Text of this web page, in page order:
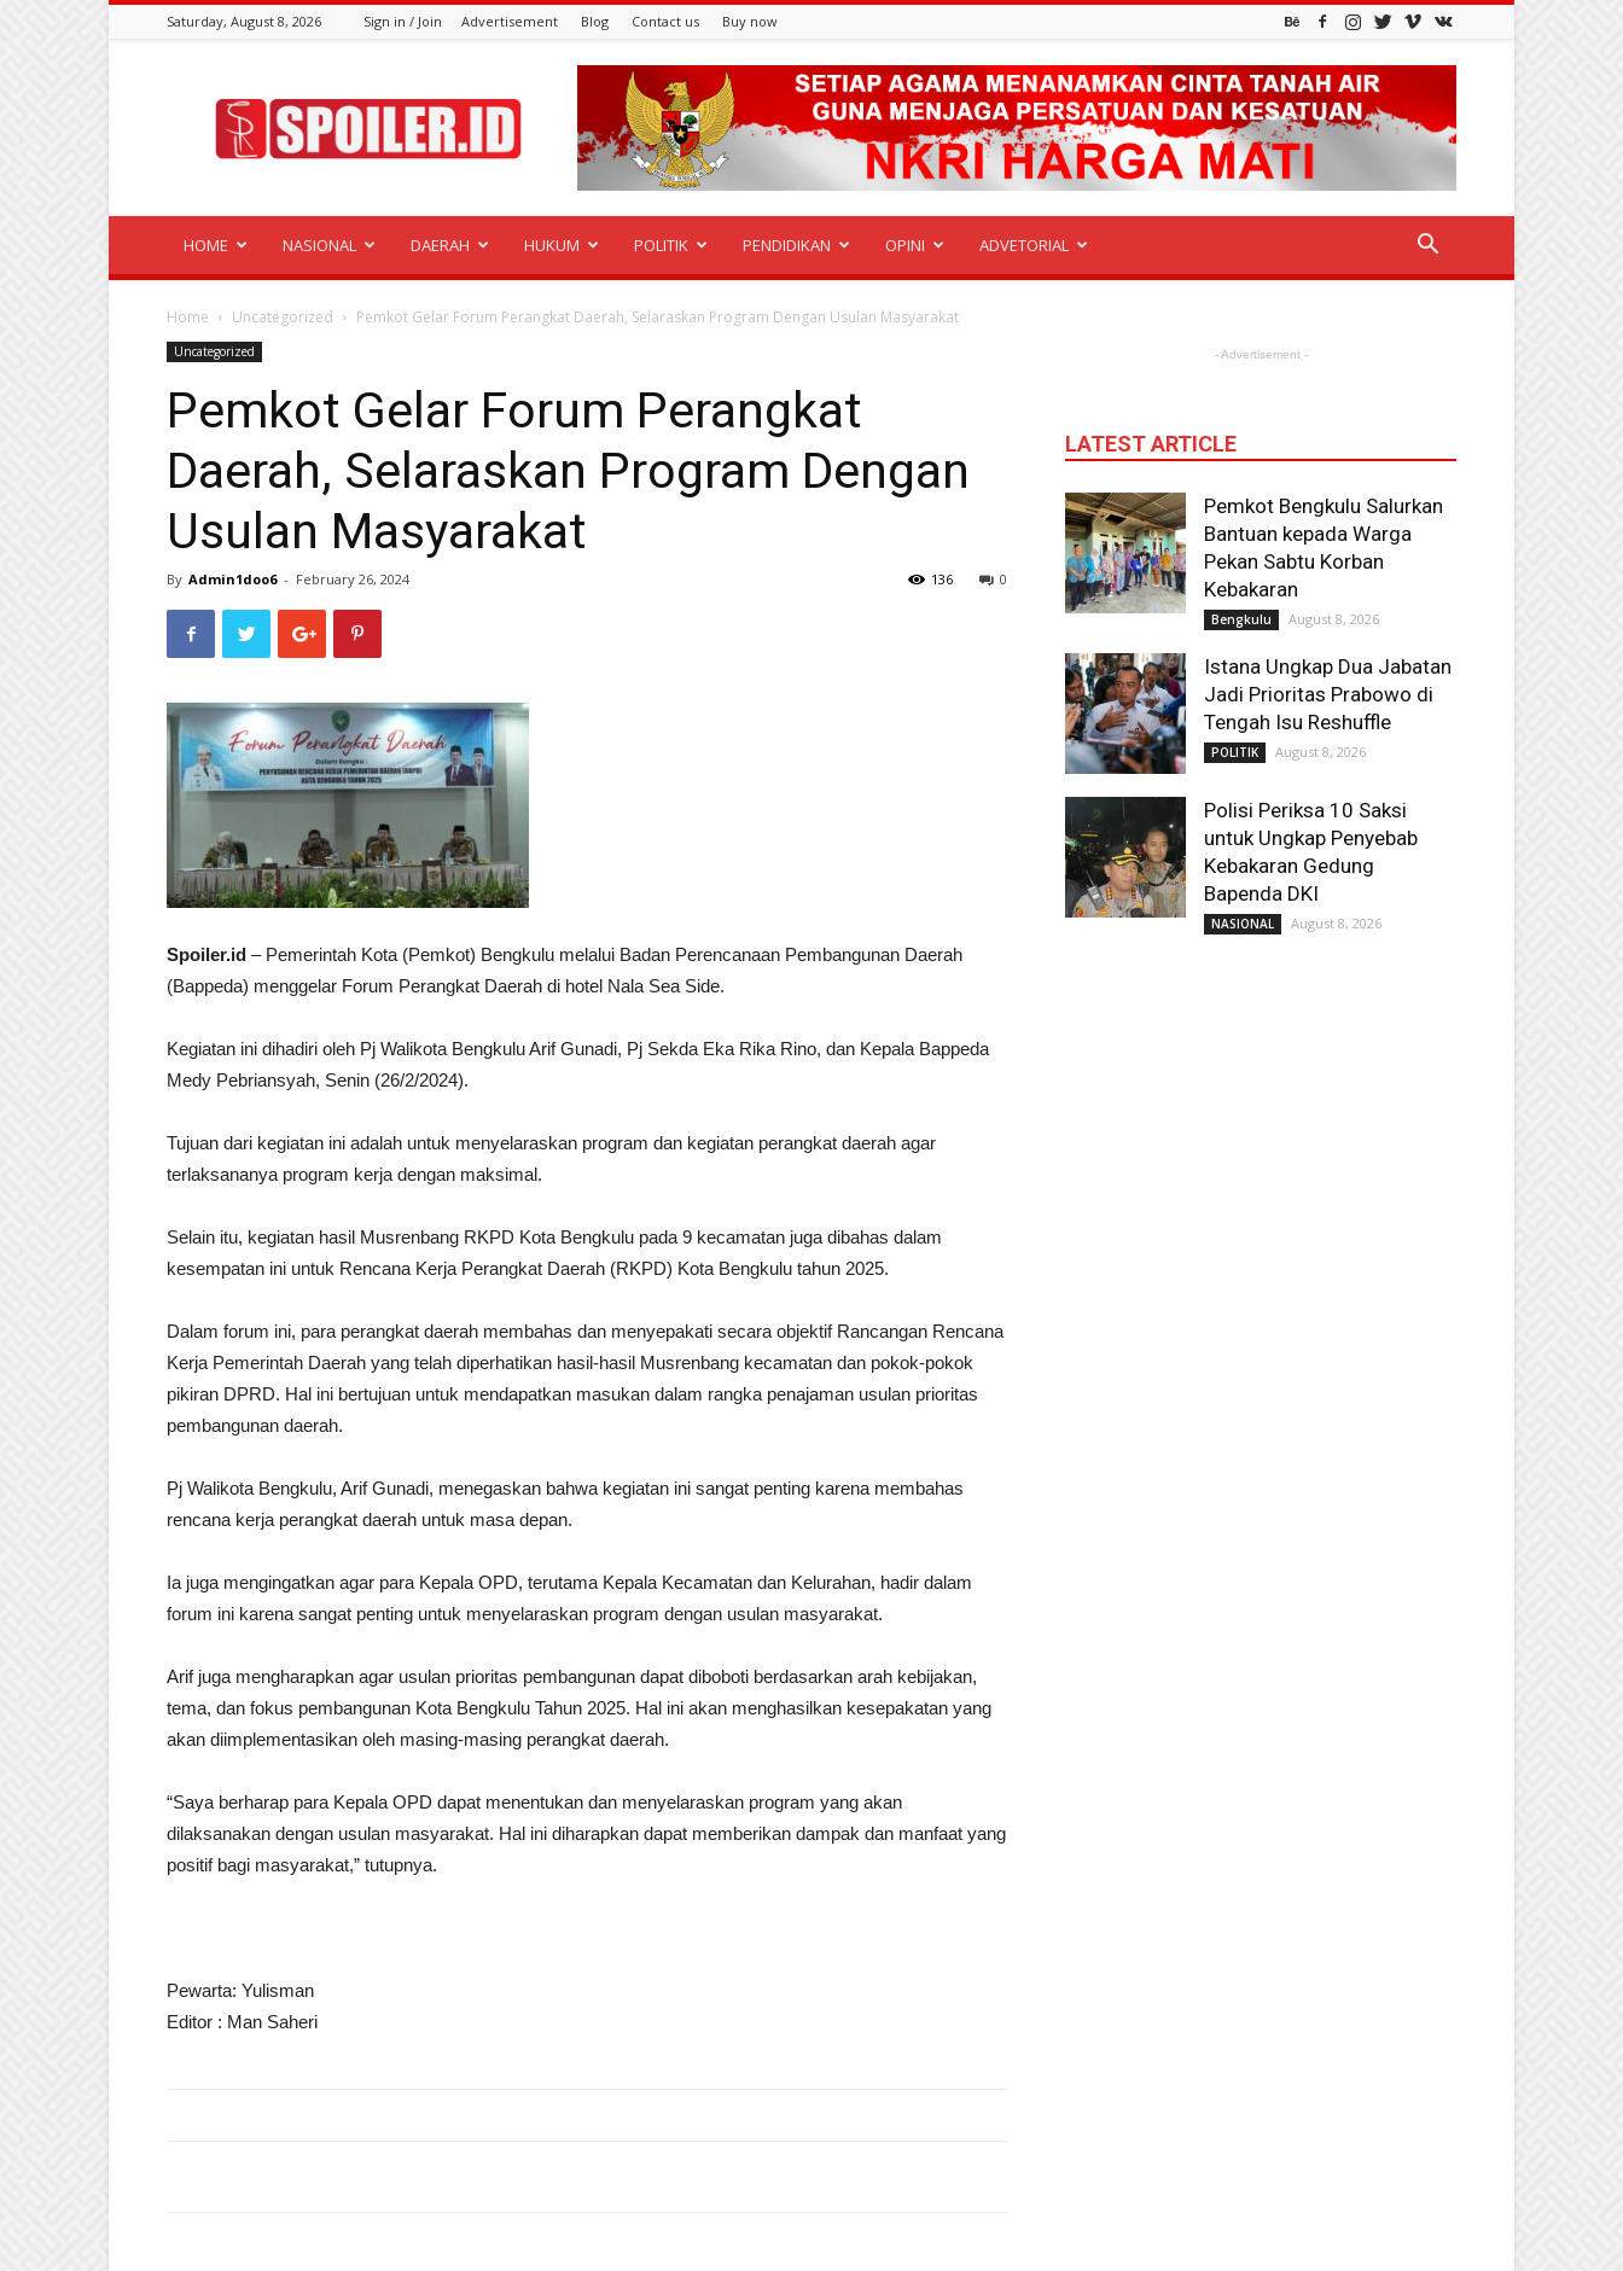
Saturday, August 8, 2026 Sign in / Join Advertisement Blog Contact us Buy now
HOME NASIONAL DAERAH HUKUM POLITIK PENDIDIKAN OPINI ADVETORIAL
Home Uncategorized Pemkot Gelar Forum Perangkat Daerah, Selaraskan Program Dengan Usulan Masyarakat
Uncategorized
Pemkot Gelar Forum Perangkat
Daerah, Selaraskan Program Dengan
Usulan Masyarakat
By Admin1doo6 - February 26, 2024 0
136
Spoiler.id – Pemerintah Kota (Pemkot) Bengkulu melalui Badan Perencanaan Pembangunan Daerah
(Bappeda) menggelar Forum Perangkat Daerah di hotel Nala Sea Side.
Kegiatan ini dihadiri oleh Pj Walikota Bengkulu Arif Gunadi, Pj Sekda Eka Rika Rino, dan Kepala Bappeda
Medy Pebriansyah, Senin (26/2/2024).
Tujuan dari kegiatan ini adalah untuk menyelaraskan program dan kegiatan perangkat daerah agar
terlaksananya program kerja dengan maksimal.
Selain itu, kegiatan hasil Musrenbang RKPD Kota Bengkulu pada 9 kecamatan juga dibahas dalam
kesempatan ini untuk Rencana Kerja Perangkat Daerah (RKPD) Kota Bengkulu tahun 2025.
Dalam forum ini, para perangkat daerah membahas dan menyepakati secara objektif Rancangan Rencana
Kerja Pemerintah Daerah yang telah diperhatikan hasil-hasil Musrenbang kecamatan dan pokok-pokok
pikiran DPRD. Hal ini bertujuan untuk mendapatkan masukan dalam rangka penajaman usulan prioritas
pembangunan daerah.
Pj Walikota Bengkulu, Arif Gunadi, menegaskan bahwa kegiatan ini sangat penting karena membahas
rencana kerja perangkat daerah untuk masa depan.
Ia juga mengingatkan agar para Kepala OPD, terutama Kepala Kecamatan dan Kelurahan, hadir dalam
forum ini karena sangat penting untuk menyelaraskan program dengan usulan masyarakat.
Arif juga mengharapkan agar usulan prioritas pembangunan dapat diboboti berdasarkan arah kebijakan,
tema, dan fokus pembangunan Kota Bengkulu Tahun 2025. Hal ini akan menghasilkan kesepakatan yang
akan diimplementasikan oleh masing-masing perangkat daerah.
“Saya berharap para Kepala OPD dapat menentukan dan menyelaraskan program yang akan
dilaksanakan dengan usulan masyarakat. Hal ini diharapkan dapat memberikan dampak dan manfaat yang
positif bagi masyarakat,” tutupnya.
Pewarta: Yulisman
Editor : Man Saheri
- Advertisement -
LATEST ARTICLE
Pemkot Bengkulu Salurkan
Bantuan kepada Warga
Pekan Sabtu Korban
Kebakaran
Bengkulu August 8, 2026
Istana Ungkap Dua Jabatan
Jadi Prioritas Prabowo di
Tengah Isu Reshuffle
POLITIK August 8, 2026
Polisi Periksa 10 Saksi
untuk Ungkap Penyebab
Kebakaran Gedung
Bapenda DKI
NASIONAL August 8, 2026